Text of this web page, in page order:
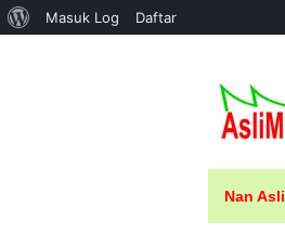
Tentang
Masuk Log Daftar
konten
Nan Asli